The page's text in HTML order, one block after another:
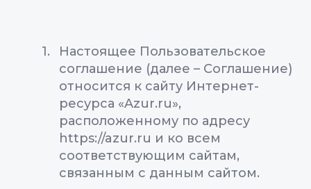
Настоящее Пользовательское
соглашение (далее – Соглашение)
относится к сайту Интернет-
ресурса «Azur.ru»,
расположенному по адресу
https://azur.ru и ко всем
соответствующим сайтам,
связанным с данным сайтом.